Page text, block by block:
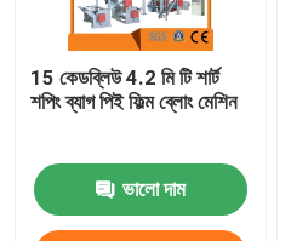
15 কেডব্লিউ 4.2 মি টি শার্ট
শপিং ব্যাগ পিই ফিল্ম ব্লোং মেশিন
ভালো দাম